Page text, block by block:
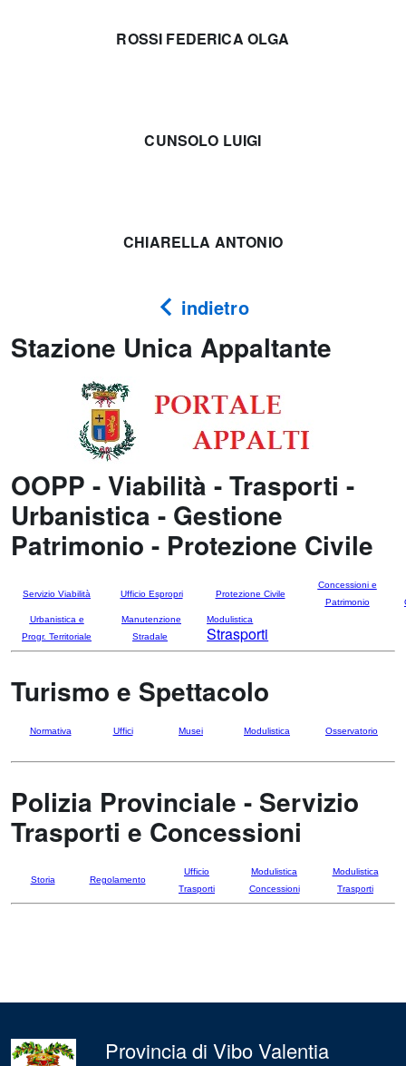
ROSSI FEDERICA OLGA
CUNSOLO LUIGI
CHIARELLA ANTONIO
indietro
Stazione Unica Appaltante
OOPP - Viabilità - Trasporti -
Urbanistica - Gestione
Patrimonio - Protezione Civile
Servizio Viabilità Ufficio Espropri Protezione Civile
Concessioni e
Patrimonio
Urbanistica e
Progr. Territoriale
Manutenzione
Stradale
Modulistica
Strasporti
Turismo e Spettacolo
Normativa Uffici Musei Modulistica Osservatorio
Polizia Provinciale - Servizio
Trasporti e Concessioni
Storia Regolamento
Ufficio
Trasporti
Modulistica
Concessioni
Modulistica
Trasporti
Provincia di Vibo Valentia